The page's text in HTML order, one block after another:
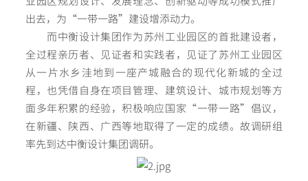
出去，为“一带一路”建设增添动力。
而中衡设计集团作为苏州工业园区的首批建设者，
全过程亲历者、见证者和实践者，见证了苏州工业园区
从一片水乡洼地到一座产城融合的现代化新城的全过
程，也凭借自身在项目管理、建筑设计、城市规划等方
面多年积累的经验，积极响应国家“一带一路”倡议，
在新疆、陕西、广西等地取得了一定的成绩。故调研组
率先到达中衡设计集团调研。